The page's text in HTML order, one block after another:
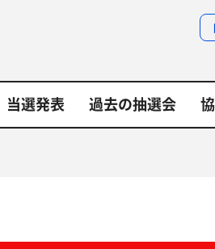
当選発表 過去の抽選会